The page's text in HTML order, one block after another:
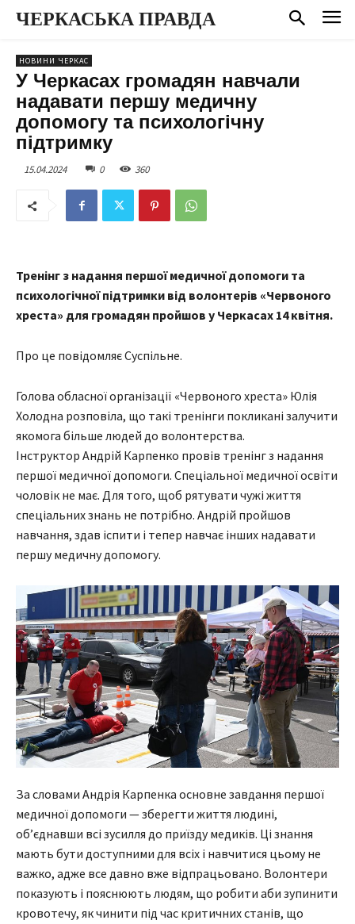
ЧЕРКАСЬКА ПРАВДА
НОВИНИ ЧЕРКАС
У Черкасах громадян навчали
надавати першу медичну
допомогу та психологічну
підтримку
15.04.2024 0 360
Тренінг з надання першої медичної допомоги та
психологічної підтримки від волонтерів «Червоного
хреста» для громадян пройшов у Черкасах 14 квітня.
Про це повідомляє Суспільне.
Голова обласної організації «Червоного хреста» Юлія
Холодна розповіла, що такі тренінги покликані залучити
якомога більше людей до волонтерства.
Інструктор Андрій Карпенко провів тренінг з надання
першої медичної допомоги. Спеціальної медичної освіти
чоловік не має. Для того, щоб рятувати чужі життя
спеціальних знань не потрібно. Андрій пройшов
навчання, здав іспити і тепер навчає інших надавати
першу медичну допомогу.
За словами Андрія Карпенка основне завдання першої
медичної допомоги — зберегти життя людині,
об’єднавши всі зусилля до приїзду медиків. Ці знання
мають бути доступними для всіх і навчитися цьому не
важко, адже все давно вже відпрацьовано. Волонтери
показують і пояснюють людям, що робити аби зупинити
кровотечу, як чинити під час критичних станів, що